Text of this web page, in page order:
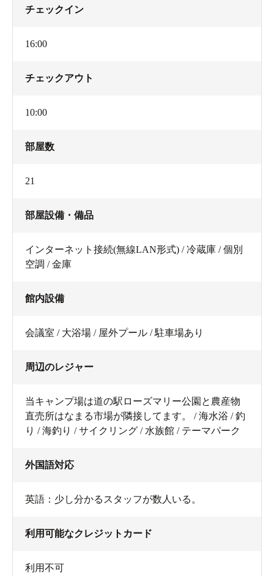
チェックイン
16:00
チェックアウト
10:00
部屋数
21
部屋設備・備品
インターネット接続(無線LAN形式) / 冷蔵庫 / 個別
空調 / 金庫
館内設備
会議室 / 大浴場 / 屋外プール / 駐車場あり
周辺のレジャー
当キャンプ場は道の駅ローズマリー公園と農産物
直売所はなまる市場が隣接してます。 / 海水浴 / 釣
り / 海釣り / サイクリング / 水族館 / テーマパーク
外国語対応
英語：少し分かるスタッフが数人いる。
利用可能なクレジットカード
利用不可